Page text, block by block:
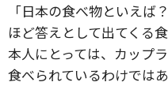
「日本の食べ物といえば
ほど答えとして出てくる
本人にとっては、カップ
食べられているわけではあ